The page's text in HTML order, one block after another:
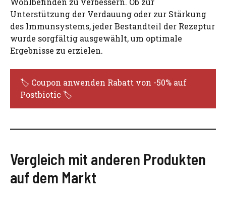
Unterstützung der Verdauung oder zur Stärkung
des Immunsystems, jeder Bestandteil der Rezeptur
wurde sorgfältig ausgewählt, um optimale
Ergebnisse zu erzielen.
🏷️ Coupon anwenden Rabatt von -50% auf
Postbiotic 🏷️
Vergleich mit anderen Produkten
auf dem Markt